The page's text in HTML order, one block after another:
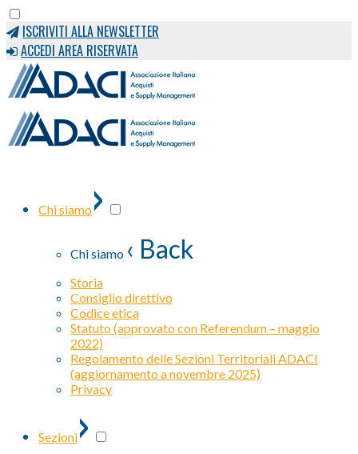
ISCRIVITI ALLA NEWSLETTER
ACCEDI AREA RISERVATA
Chi siamo ›
Chi siamo ‹ Back
Storia
Consiglio direttivo
Codice etica
Statuto (approvato con Referendum – maggio
2022)
Regolamento delle Sezioni Territoriali ADACI
(aggiornamento a novembre 2025)
Privacy
Sezioni›